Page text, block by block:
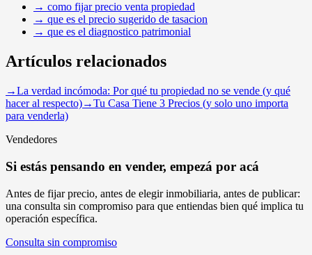
→ como fijar precio venta propiedad
→ que es el precio sugerido de tasacion
→ que es el diagnostico patrimonial
Artículos relacionados
→La verdad incómoda: Por qué tu propiedad no se vende (y qué
hacer al respecto)→Tu Casa Tiene 3 Precios (y solo uno importa
para venderla)
Vendedores
Si estás pensando en vender, empezá por acá
Antes de fijar precio, antes de elegir inmobiliaria, antes de publicar:
una consulta sin compromiso para que entiendas bien qué implica tu
operación específica.
Consulta sin compromiso